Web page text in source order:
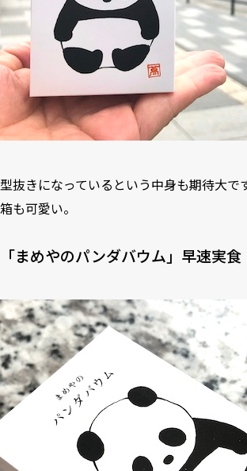
型抜きになっているという中身も期待大で
箱も可愛い。
「まめやのパンダバウム」早速実食